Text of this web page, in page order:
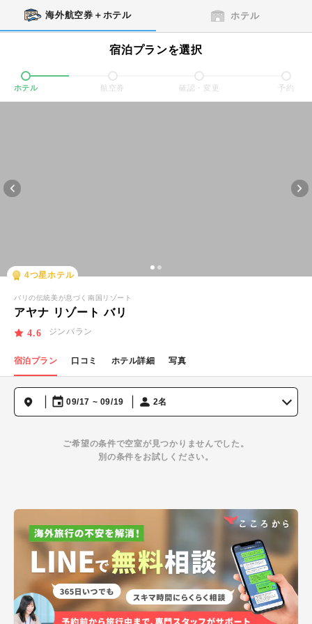
海外航空券＋ホテル ホテル
宿泊プランを選択
ホテル 航空券 確認・変更 予約
4つ星ホテル
バリの伝統美が息づく南国リゾート
アヤナ リゾート バリ
4.6 ジンバラン
宿泊プラン 口コミ ホテル詳細 写真
09/17 ~ 09/19 2名
ご希望の条件で空室が見つかりませんでした。
別の条件をお試しください。